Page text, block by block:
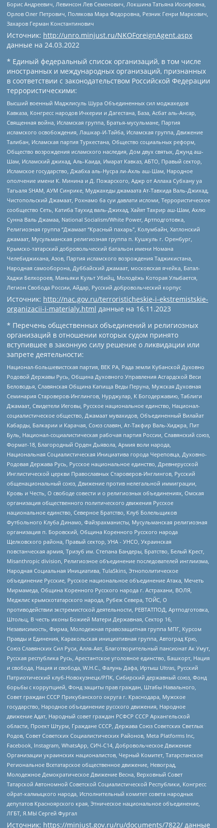
Борис Андреевич, Левинсон Лев Семенович, Локшина Татьяна Иосифовна,
Орлов Олег Петрович, Полякова Мара Федоровна, Резник Генри Маркович,
Захаров Герман Константинович
Источник: http://unro.minjust.ru/NKOForeignAgent.aspx
данные на 24.03.2022
* Единый федеральный список организаций, в том числе
иностранных и международных организаций, признанных
в соответствии с законодательством Российской Федерации
террористическими:
Высший военный Маджлисуль Шура Объединенных сил моджахедов
Кавказа, Конгресс народов Ичкерии и Дагестана, База, Асбат аль-Ансар,
Священная война, Исламская группа, Братья-мусульмане, Партия
исламского освобождения, Лашкар-И-Тайба, Исламская группа, Движение
Талибан, Исламская партия Туркестана, Общество социальных реформ,
Общество возрождения исламского наследия, Дом двух святых, Джунд аш-
Шам, Исламский джихад, Аль-Каида, Имарат Кавказ, АБТО, Правый сектор,
Исламское государство, Джабха аль-Нусра ли-Ахль аш-Шам, Народное
ополчение имени К. Минина и Д. Пожарского, Аджр от Аллаха Субхану уа
Тагьаля SHAM, АУМ Синрике, Муджахеды джамаата Ат-Тавхида Валь-Джихад,
Чистопольский Джамаат, Рохнамо ба суи давлати исломи, Террористическое
сообщество Сеть, Катиба Таухид валь-Джихад, Хайят Тахрир аш-Шам, Ахлю
Сунна Валь Джамаа, National Socialism/White Power, Артподготовка,
Религиозная группа “Джамаат “Красный пахарь”, Колумбайн, Хатлонский
джамаат, Мусульманская религиозная группа п. Кушкуль г. Оренбург,
Крымско-татарский добровольческий батальон имени Номана
Челебиджихана, Азов, Партия исламского возрождения Таджикистана,
Народная самооборона, Дуббайский джамаат, московская ячейка, Батал-
Хаджи Белхороев, Маньяки Культ Убийц, Молодёжь Которая Улыбается,
Легион Свобода России, Айдар, Русский добровольческий корпус
Источник: http://nac.gov.ru/terroristicheskie-i-ekstremistskie-
organizacii-i-materialy.html данные на 16.11.2023
* Перечень общественных объединений и религиозных
организаций в отношении которых судом принято
вступившее в законную силу решение о ликвидации или
запрете деятельности:
Национал-большевистская партия, ВЕК РА, Рада земли Кубанской Духовно
Родовой Державы Русь, Община Духовного Управления Асгардской Веси
Беловодья, Славянская Община Капища Веды Перуна, Мужская Духовная
Семинария Староверов-Инглингов, Нурджулар, К Богодержавию, Таблиги
Джамаат, Свидетели Иеговы, Русское национальное единство, Национал-
социалистическое общество, Джамаат мувахидов, Объединенный Вилайат
Кабарды, Балкарии и Карачая, Союз славян, Ат-Такфир Валь-Хиджра, Пит
Буль, Национал-социалистическая рабочая партия России, Славянский союз,
Формат-18, Благородный Орден Дьявола, Армия воли народа,
Национальная Социалистическая Инициатива города Череповца, Духовно-
Родовая Держава Русь, Русское национальное единство, Древнерусской
Инглистической церкви Православных Староверов-Инглингов, Русский
общенациональный союз, Движение против нелегальной иммиграции,
Кровь и Честь, О свободе совести и о религиозных объединениях, Омская
организация общественного политического движения Русское
национальное единство, Северное Братство, Клуб Болельщиков
Футбольного Клуба Динамо, Файзрахманисты, Мусульманская религиозная
организация п. Боровский, Община Коренного Русского народа
Щелковского района, Правый сектор, УНА - УНСО, Украинская
повстанческая армия, Тризуб им. Степана Бандеры, Братство, Белый Крест,
Misanthropic division, Религиозное объединение последователей инглиизма,
Народная Социальная Инициатива, TulaSkins, Этнополитическое
объединение Русские, Русское национальное объединение Атака, Мечеть
Мирмамеда, Община Коренного Русского народа г. Астрахани, ВОЛЯ,
Меджлис крымскотатарского народа, Рубеж Севера, ТОЙС, О
противодействии экстремистской деятельности, РЕВТАТПОД, Артподготовка,
Штольц, В честь иконы Божией Матери Державная, Сектор 16,
Независимость, Фирма, Молодежная правозащитная группа МПГ, Курсом
Правды и Единения, Каракольская инициативная группа, Автоград Крю,
Союз Славянских Сил Руси, Алля-Аят, Благотворительный пансионат Ак Умут,
Русская республика Русь, Арестантское уголовное единство, Башкорт, Нация
и свобода, Нация и свобода, W.H.С., Фалунь Дафа, Иртыш Ultras, Русский
Патриотический клуб-Новокузнецк/РПК, Сибирский державный союз, Фонд
борьбы с коррупцией, Фонд защиты прав граждан, Штабы Навального,
Совет граждан СССР Прикубанского округа г. Краснодара, Мужское
государство, Народное объединение русского движения, Народное
движение Адат, Народный совет граждан РСФСР СССР Архангельской
области, Проект Штурм, Граждане СССР, Держава Союз Советских Светлых
Родов, Совет Советских Социалистических Районов, Meta Platforms Inc,
Facebook, Instagram, WhatsApp, СИЧ-С14, Добровольческое Движение
Организации украинских националистов, Черный Комитет, Татарстанское
Региональное Всетатарское общественное движение, Невоград,
Молодежное Демократическое Движение Весна, Верховный Совет
Татарской Автономной Советской Социалистической Республики, Конгресс
ойрат-калмыцкого народа, Исполнительный комитет совета народных
депутатов Красноярского края, Этническое национальное объединение,
ЛГБТ, Я.МЫ Сергей Фургал
Источник: https://minjust.gov.ru/ru/documents/7822/ данные